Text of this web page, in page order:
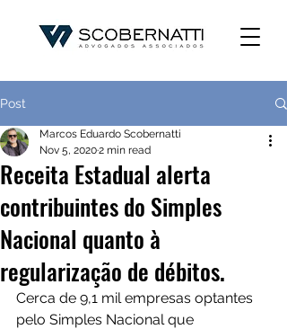
Post
Receita Estadual alerta
contribuintes do Simples
Nacional quanto à
regularização de débitos.
Marcos Eduardo Scobernatti
Nov 5, 20202 min read
Cerca de 9,1 mil empresas optantes
pelo Simples Nacional que